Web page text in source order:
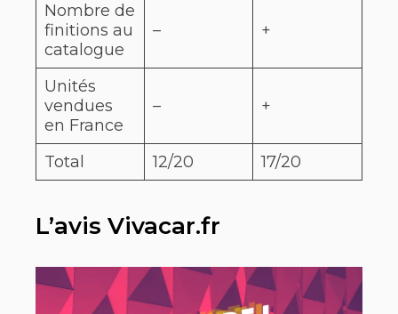
Nombre de
finitions au
catalogue
– +
Unités
vendues
en France
– +
Total 12/20 17/20
L’avis Vivacar.fr